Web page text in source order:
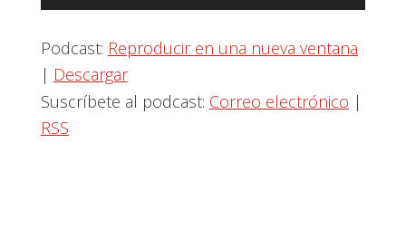
de
audio
Podcast: Reproducir en una nueva ventana
| Descargar
Suscríbete al podcast: Correo electrónico |
RSS